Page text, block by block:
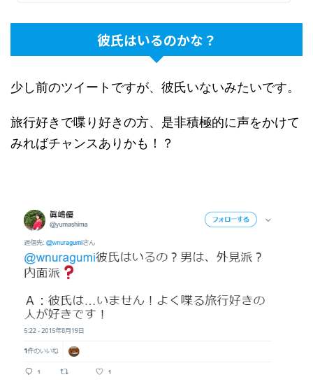
彼氏はいるのかな？
少し前のツイートですが、彼氏いないみたいです。
旅行好きで喋り好きの方、是非積極的に声をかけて
みればチャンスありかも！？